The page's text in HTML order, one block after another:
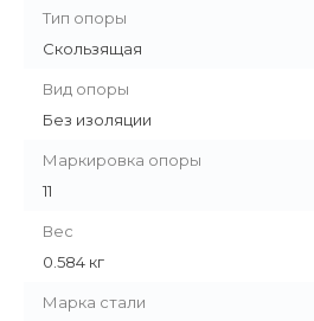
Тип опоры
Скользящая
Вид опоры
Без изоляции
Маркировка опоры
11
Вес
0.584 кг
Марка стали